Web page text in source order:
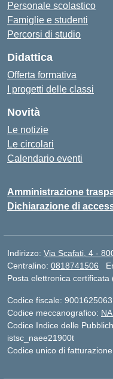
Personale scolastico
Famiglie e studenti
Percorsi di studio
Didattica
Offerta formativa
I progetti delle classi
Novità
Le notizie
Le circolari
Calendario eventi
Amministrazione
Dichiarazione di
Indirizzo: Via Scafati, 4 -
Centralino: 0818741506
Posta elettronica certificata
Codice fiscale:
Codice meccanografico:
Codice Indice delle
istsc_naee21900t
Codice unico di